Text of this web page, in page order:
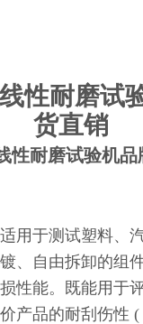
性耐磨试
货直销
性耐磨试验机品
用于测试塑料、
、自由拆卸的组
性能。既能用于
产品的耐刮伤性